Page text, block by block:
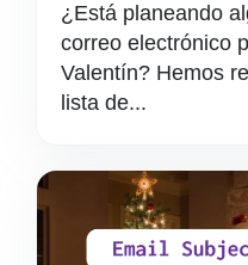
¿Está planeando
correo electrónico
Valentín? Hemos
lista de...